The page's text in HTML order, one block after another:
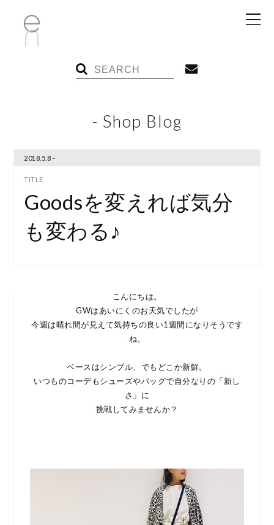
- Shop Blog
2018.5.8 -
Goodsを変えれば気分
も変わる♪
こんにちは。
GWはあいにくのお天気でしたが
今週は晴れ間が見えて気持ちの良い1週間になりそうです
ね。
ベースはシンプル、でもどこか新鮮。
いつものコーデもシューズやバッグで自分なりの「新し
さ」に
挑戦してみませんか？